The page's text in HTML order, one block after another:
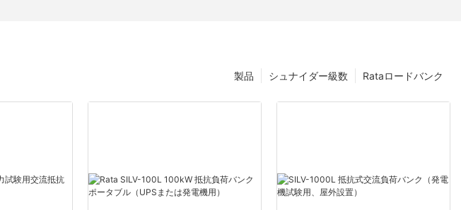
Rataロードバンク
シュナイダー級数
製品